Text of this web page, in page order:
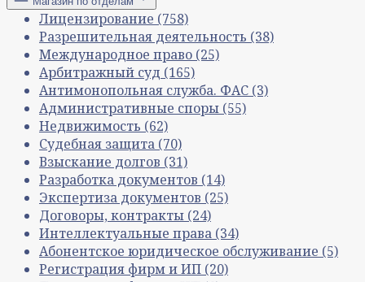
Лицензирование (758)
Разрешительная деятельность (38)
Международное право (25)
Арбитражный суд (165)
Антимонопольная служба. ФАС (3)
Административные споры (55)
Недвижимость (62)
Судебная защита (70)
Взыскание долгов (31)
Разработка документов (14)
Экспертиза документов (25)
Договоры, контракты (24)
Интеллектуальные права (34)
Абонентское юридическое обслуживание (5)
Регистрация фирм и ИП (20)